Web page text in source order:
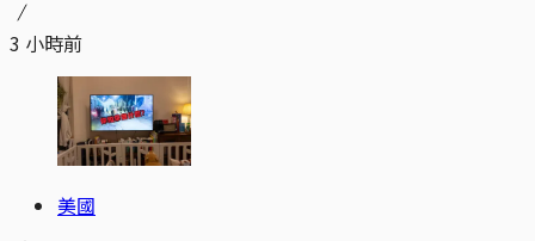
3 小時前
美國